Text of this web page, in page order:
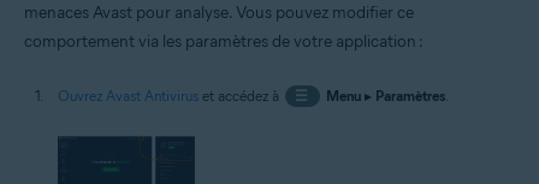
menaces Avast pour analyse. Vous pouvez modifier ce
comportement via les paramètres de votre application :
Ouvrez Avast Antivirus et accédez à ☰ Menu▸ Paramètres.